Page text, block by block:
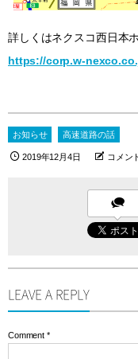
詳しくはネクスコ西日本
https://corp.w-
お知らせ 高速道路の話
2019年12月4日 コメン
LEAVE A REPLY
Comment *